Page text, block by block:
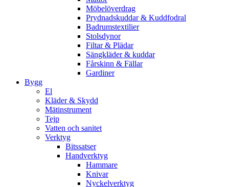
Möbelöverdrag
Prydnadskuddar & Kuddfodral
Badrumstextilier
Stolsdynor
Filtar & Plädar
Sängkläder & kuddar
Fårskinn & Fällar
Gardiner
Bygg
El
Kläder & Skydd
Mätinstrument
Tejp
Vatten och sanitet
Verktyg
Bitssatser
Handverktyg
Hammare
Knivar
Nyckelverktyg